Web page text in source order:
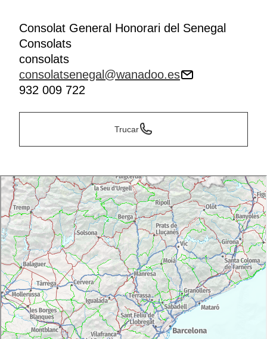
Consolat General Honorari del Senegal
Consolats
consolats
consolatsenegal@wanadoo.es
932 009 722
Trucar